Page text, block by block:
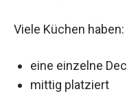
Viele Küchen haben:
eine einzelne
mittig platziert